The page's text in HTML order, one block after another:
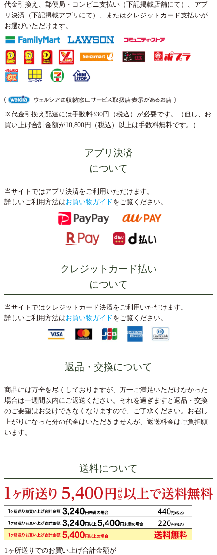
代金引換え、郵便局・コンビニ支払い（下記掲載店舗にて）、アプ
リ決済（下記掲載アプリにて）、またはクレジットカード支払いが
お選びいただけます。
※代金引換え配達には手数料330円（税込）が必要です。（但し、お
買い上げ合計金額が10,800円（税込）以上は手数料無料です。）
アプリ決済
について
当サイトではアプリ決済をご利用いただけます。
詳しいご利用方法はお買い物ガイド をご覧ください。
クレジットカード払い
について
当サイトではクレジットカード決済をご利用いただけます。
詳しいご利用方法はお買い物ガイド をご覧ください。
返品・交換について
商品には万全を尽くしておりますが、万一ご満足いただけなかった
場合は一週間以内にご返送ください。それを過ぎますと返品・交換
のご要望はお受けできなくなりますので、ご了承ください。お召し
上がりになった分の代金はいただきませんが、返送料金はご負担願
います。
送料について
1ヶ所送りでのお買い上げ合計金額が